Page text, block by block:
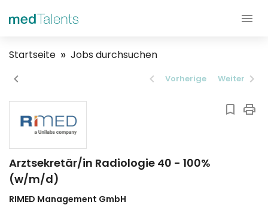
Startseite Jobs durchsuchen
Vorherige Weiter
Arztsekretär/in Radiologie 40 - 100%
(w/m/d)
RIMED Management GmbH